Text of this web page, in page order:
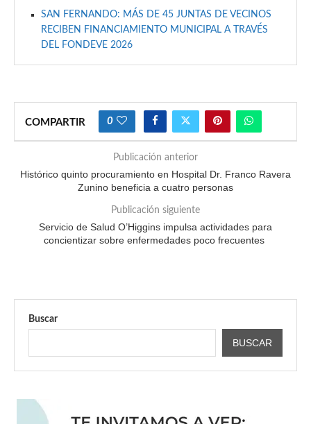
SAN FERNANDO: MÁS DE 45 JUNTAS DE VECINOS
RECIBEN FINANCIAMIENTO MUNICIPAL A TRAVÉS
DEL FONDEVE 2026
COMPARTIR 0
Publicación anterior
Histórico quinto procuramiento en Hospital Dr. Franco Ravera
Zunino beneficia a cuatro personas
Publicación siguiente
Servicio de Salud O’Higgins impulsa actividades para
concientizar sobre enfermedades poco frecuentes
Buscar
BUSCAR